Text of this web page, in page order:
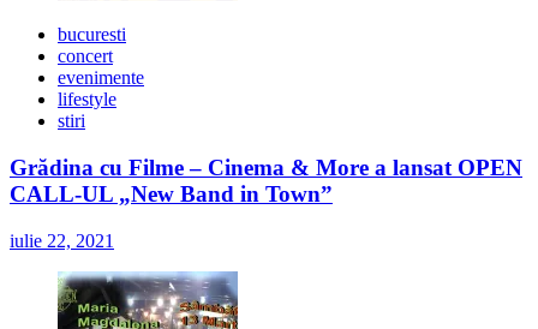
bucuresti
concert
evenimente
lifestyle
stiri
Grădina cu Filme – Cinema & More a lansat OPEN
CALL-UL „New Band in Town”
iulie 22, 2021